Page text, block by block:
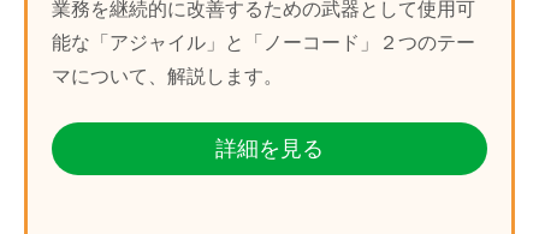
業務を継続的に改善するための武器として使用可
能な「アジャイル」と「ノーコード」２つのテー
マについて、解説します。
詳細を見る